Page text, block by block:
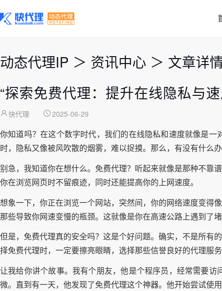
动态代理IP ＞ 资讯中心 ＞ 文章详
“探索免费代理：提升在线隐私与
快代理 2025-06-29
你知道吗？在这个数字时代，我们的在线隐私和速度就像是
时，隐私又像被风吹散的烟雾，难以捉摸。那么，有没有什么
别急，我知道你在想什么。免费代理？听起来就像是那种不靠
你在浏览网页时不留痕迹，同时还能提高你的上网速度。
想象一下，你正在浏览一个网站，突然间，你的网络速度变得
那些导致你网速变慢的瓶颈。这就像是你在高速公路上遇到了
但是，免费代理真的安全吗？这是个好问题。确实，不是所有
择免费代理时，一定要擦亮眼睛，选择那些信誉良好的代理服
让我给你讲个故事。我有个朋友，他是个程序员，经常需要
微。直到有一天，他发现了免费代理这个神器。他开始尝试使